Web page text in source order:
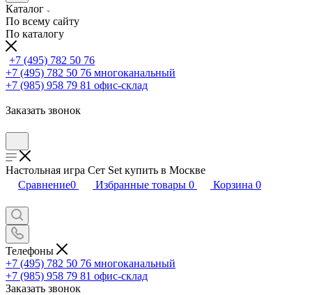
Каталог
По всему сайту
По каталогу
+7 (495) 782 50 76
+7 (495) 782 50 76 многоканальный
+7 (985) 958 79 81 офис-склад
Заказать звонок
Настольная игра Сет Set купить в Москве
Сравнение0 Избранные товары 0 Корзина 0
Телефоны
+7 (495) 782 50 76 многоканальный
+7 (985) 958 79 81 офис-склад
Заказать звонок